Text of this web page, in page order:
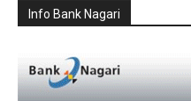
Info Bank Nagari